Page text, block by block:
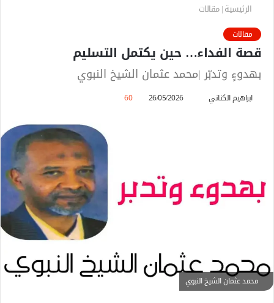
الرئيسية|مقالات
مقالات
قصة الفداء… حين يكتمل التسليم
بهدوءٍ وتدبّر |محمد عثمان الشيخ النبوي
ابراهيم الكناني
ي
د
ك
ت
ر
26/05/2026
60
محمد عثمان الشيخ النبوي